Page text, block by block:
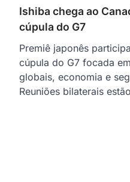
Ishiba chega ao
cúpula do G7
Premiê japonês
cúpula do G7 focada
globais, economia e
Reuniões bilaterais